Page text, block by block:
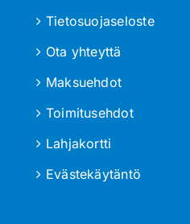
Tietosuojaseloste
Ota yhteyttä
Maksuehdot
Toimitusehdot
Lahjakortti
Evästekäytäntö